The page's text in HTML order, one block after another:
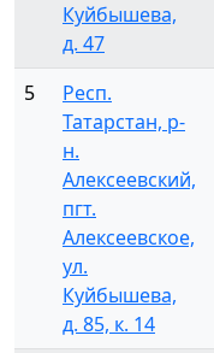
Куйбышева,
д. 47
5
Респ.
Татарстан, р-
н.
Алексеевский,
пгт.
Алексеевское,
ул.
Куйбышева,
д. 85, к. 14